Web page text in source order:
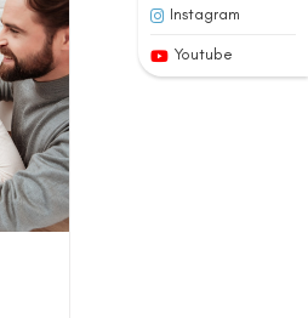
Instagram
Youtube